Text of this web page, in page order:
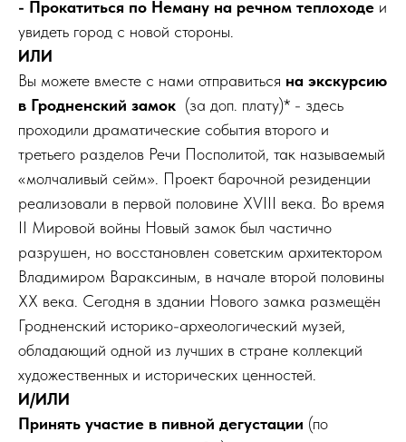
- Прокатиться по Неману на речном теплоходе и
увидеть город с новой стороны.
ИЛИ
Вы можете вместе с нами отправиться на экскурсию
в Гродненский замок (за доп. плату)* - здесь
проходили драматические события второго и
третьего разделов Речи Посполитой, так называемый
«молчаливый сейм». Проект барочной резиденции
реализовали в первой половине XVIII века. Во время
II Мировой войны Новый замок был частично
разрушен, но восстановлен советским архитектором
Владимиром Вараксиным, в начале второй половины
XX века. Сегодня в здании Нового замка размещён
Гродненский историко-археологический музей,
обладающий одной из лучших в стране коллекций
художественных и исторических ценностей.
И/ИЛИ
Принять участие в пивной дегустации (по